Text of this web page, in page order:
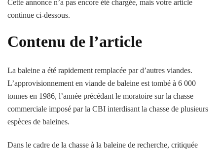
Cette annonce n’a pas encore été chargée, mais votre article
continue ci-dessous.
Contenu de l’article
La baleine a été rapidement remplacée par d’autres viandes.
L’approvisionnement en viande de baleine est tombé à 6 000
tonnes en 1986, l’année précédant le moratoire sur la chasse
commerciale imposé par la CBI interdisant la chasse de plusieurs
espèces de baleines.
Dans le cadre de la chasse à la baleine de recherche, critiquée